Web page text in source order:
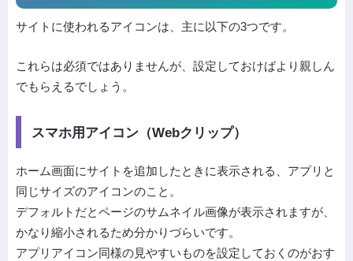
サイトに使われるアイコンは、主に以下の3つです。
これらは必須ではありませんが、設定しておけばより親しん
でもらえるでしょう。
スマホ用アイコン（Webクリップ）
ホーム画面にサイトを追加したときに表示される、アプリと
同じサイズのアイコンのこと。
デフォルトだとページのサムネイル画像が表示されますが、
かなり縮小されるため分かりづらいです。
アプリアイコン同様の見やすいものを設定しておくのがおす